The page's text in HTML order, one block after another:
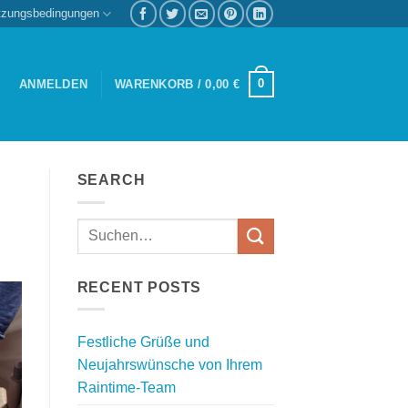
ANMELDEN WARENKORB /0,00 € 0
SEARCH
RECENT POSTS
Festliche Grüße und
Neujahrswünsche von Ihrem
Raintime-Team